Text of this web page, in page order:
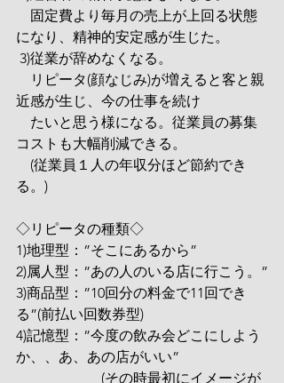
固定費より毎月の売上が上回る状態
になり、精神的安定感が生じた。
3)従業が辞めなくなる。
リピータ(顔なじみ)が増えると客と親
近感が生じ、今の仕事を続け
たいと思う様になる。従業員の募集
コストも大幅削減できる。
(従業員１人の年収分ほど節約でき
る。)
◇リピータの種類◇
1)地理型：”そこにあるから”
2)属人型：”あの人のいる店に行こう。”
3)商品型：”10回分の料金で11回でき
る”(前払い回数券型)
4)記憶型：”今度の飲み会どこにしよう
か、、あ、あの店がいい”
(その時最初にイメージが